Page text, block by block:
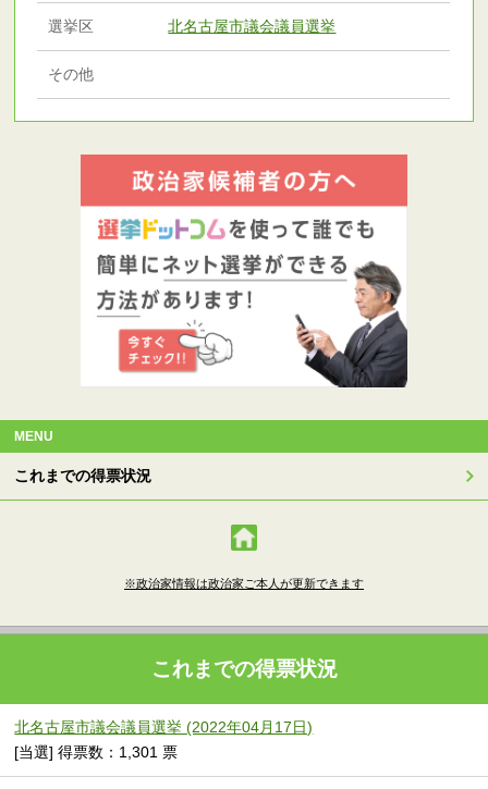
選挙区 北名古屋市議会議員選挙
その他
MENU
これまでの得票状況
※政治家情報は政治家ご本人が更新できます
これまでの得票状況
北名古屋市議会議員選挙 (2022年04月17日)
[当選] 得票数：1,301 票